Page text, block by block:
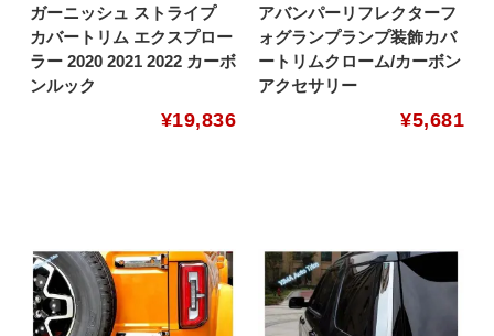
ガーニッシュ ストライプ
カバートリム エクスプロー
ラー 2020 2021 2022 カーボ
ンルック
¥19,836
アバンパーリフレクターフ
ォグランプランプ装飾カバ
ートリムクローム/カーボン
アクセサリー
¥5,681